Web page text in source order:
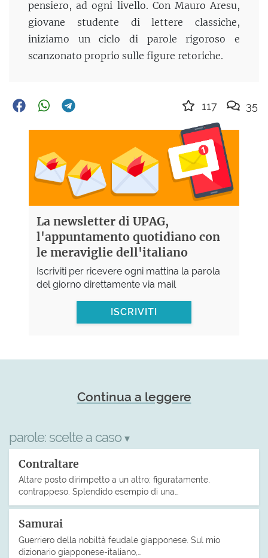
pensiero, ad ogni livello. Con Mauro Aresu,
giovane studente di lettere classiche,
iniziamo un ciclo di parole rigoroso e
scanzonato proprio sulle figure retoriche.
117 35
La newsletter di UPAG,
l'appuntamento quotidiano con
le meraviglie dell'italiano
Iscriviti per ricevere ogni mattina la parola
del giorno direttamente via mail
ISCRIVITI
Continua a leggere
parole: scelte a caso ▾
Contraltare
Altare posto dirimpetto a un altro; figuratamente,
contrappeso. Splendido esempio di una…
Samurai
Guerriero della nobiltà feudale giapponese. Sul mio
dizionario giapponese-italiano,…